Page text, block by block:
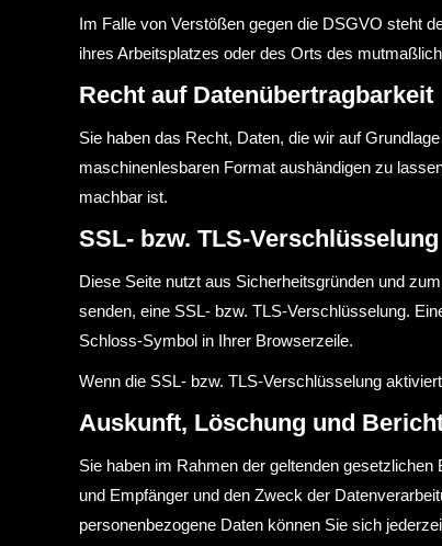
Im Falle von Verstößen gegen die DSGVO steht
ihres Arbeitsplatzes oder des Orts des
Recht auf Datenübertragbarkeit
Sie haben das Recht, Daten, die wir auf
maschinenlesbaren Format aushändigen zu
machbar ist.
SSL- bzw. TLS-Verschlüsselung
Diese Seite nutzt aus Sicherheitsgründen und
senden, eine SSL- bzw. TLS-Verschlüsselung.
Schloss-Symbol in Ihrer Browserzeile.
Wenn die SSL- bzw. TLS-Verschlüsselung
Auskunft, Löschung und
Sie haben im Rahmen der geltenden
und Empfänger und den Zweck der
personenbezogene Daten können Sie sich